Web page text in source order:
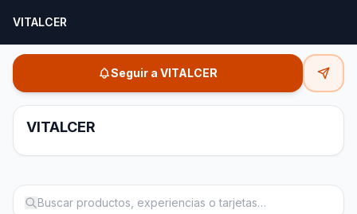
VITALCER
Seguir a VITALCER
VITALCER